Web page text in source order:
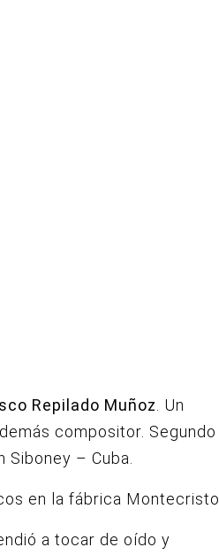
Repilado Muñoz . Un
compositor. Segundo
– Cuba.
en la fábrica Montecristo.
a tocar de oído y